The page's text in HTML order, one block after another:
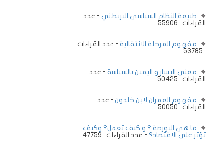
طبيعة النظام السياسي البريطاني - عدد
القراءات : 55906
مفهوم المرحلة الانتقالية - عدد القراءات
: 53785
معنى اليسار و اليمين بالسياسة - عدد
القراءات : 50425
مفهوم العمران لابن خلدون - عدد
القراءات : 50050
ما هى البورصة ؟ و كيف تعمل؟ وكيف
تؤثر على الاقتصاد؟ - عدد القراءات : 47759